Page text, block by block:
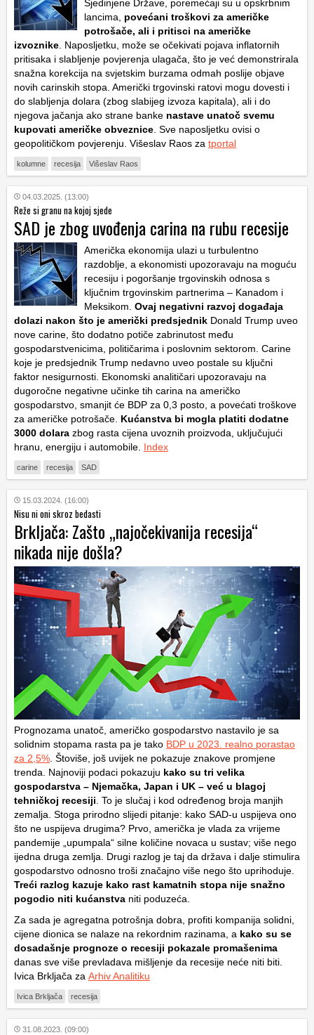
Sjedinjene Države, poremećaji su u opskrbnim
lancima, povećani troškovi za američke
potrošače, ali i pritisci na američke
izvoznike . Naposljetku, može se očekivati pojava inflatornih
pritisaka i slabljenje povjerenja ulagača, što je već demonstrirala
snažna korekcija na svjetskim burzama odmah poslije objave
novih carinskih stopa. Američki trgovinski ratovi mogu dovesti i
do slabljenja dolara (zbog slabijeg izvoza kapitala), ali i do
njegova jačanja ako strane banke nastave unatoč svemu
kupovati američke obveznice . Sve naposljetku ovisi o
geopolitičkom povjerenju. Višeslav Raos za tportal
kolumne recesija Višeslav Raos
04.03.2025. (13:00)
Reže si granu na kojoj sjede
SAD je zbog uvođenja carina na rubu recesije
Američka ekonomija ulazi u turbulentno
razdoblje, a ekonomisti upozoravaju na moguću
recesiju i pogoršanje trgovinskih odnosa s
ključnim trgovinskim partnerima – Kanadom i
Meksikom. Ovaj negativni razvoj događaja
dolazi nakon što je američki predsjednik Donald Trump uveo
nove carine, što dodatno potiče zabrinutost među
gospodarstvenicima, političarima i poslovnim sektorom. Carine
koje je predsjednik Trump nedavno uveo postale su ključni
faktor nesigurnosti. Ekonomski analitičari upozoravaju na
dugoročne negativne učinke tih carina na američko
gospodarstvo, smanjit će BDP za 0,3 posto, a povećati troškove
za američke potrošače. Kućanstva bi mogla platiti dodatne
3000 dolara zbog rasta cijena uvoznih proizvoda, uključujući
hranu, energiju i automobile. Index
carine recesija SAD
15.03.2024. (16:00)
Nisu ni oni skroz bedasti
Brkljača: Zašto „najočekivanija recesija“
nikada nije došla?
Prognozama unatoč, američko gospodarstvo nastavilo je sa
solidnim stopama rasta pa je tako BDP u 2023. realno porastao
za 2,5% . Štoviše, još uvijek ne pokazuje znakove promjene
trenda. Najnoviji podaci pokazuju kako su tri velika
gospodarstva – Njemačka, Japan i UK – već u blagoj
tehničkoj recesiji . To je slučaj i kod određenog broja manjih
zemalja. Stoga prirodno slijedi pitanje: kako SAD-u uspijeva ono
što ne uspijeva drugima? Prvo, američka je vlada za vrijeme
pandemije „upumpala“ silne količine novaca u sustav; više nego
ijedna druga zemlja. Drugi razlog je taj da država i dalje stimulira
gospodarstvo odnosno troši značajno više nego što uprihoduje.
Treći razlog kazuje kako rast kamatnih stopa nije snažno
pogodio niti kućanstva niti poduzeća.
Za sada je agregatna potrošnja dobra, profiti kompanija solidni,
cijene dionica se nalaze na rekordnim razinama, a kako su se
dosadašnje prognoze o recesiji pokazale promašenima
danas sve više prevladava mišljenje da recesije neće niti biti.
Ivica Brkljača za Arhiv Analitiku
Ivica Brkljača recesija
31.08.2023. (09:00)